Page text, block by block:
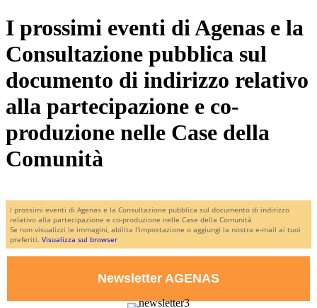
I prossimi eventi di Agenas e la
Consultazione pubblica sul
documento di indirizzo relativo
alla partecipazione e co-
produzione nelle Case della
Comunità
I prossimi eventi di Agenas e la Consultazione pubblica sul documento di indirizzo
relativo alla partecipazione e co-produzione nelle Case della Comunità
Se non visualizzi le immagini, abilita l'impostazione o aggiungi la nostra e-mail ai tuoi
preferiti. Visualizza sul browser
Newsletter AGENAS